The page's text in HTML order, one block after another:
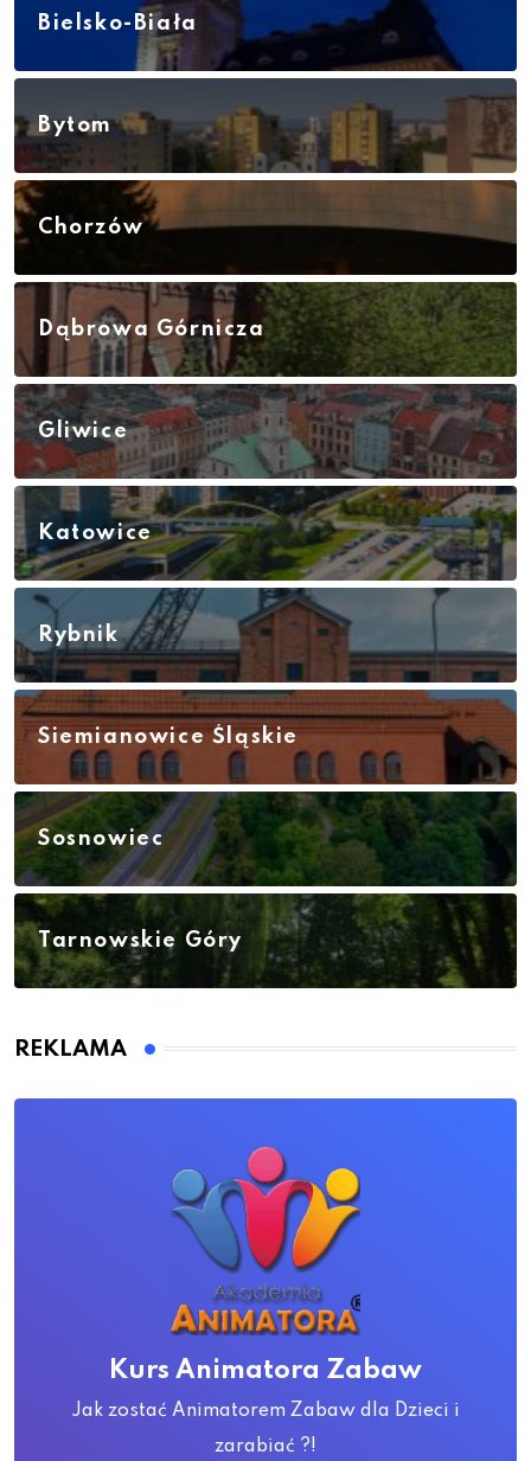
Bielsko-Biała
Bytom
Chorzów
Dąbrowa Górnicza
Gliwice
Katowice
Rybnik
Siemianowice Śląskie
Sosnowiec
Tarnowskie Góry
REKLAMA
Kurs Animatora Zabaw
Jak zostać Animatorem Zabaw dla Dzieci i
zarabiać ?!